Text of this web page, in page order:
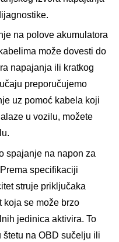
na polove akumulatora
može dovesti do
napajanja ili kratkog
preporučujemo
uz pomoć kabela koji
u vozilu, možete
spajanje na napon za
specifikaciji
struje priključaka
koja se može brzo
jedinica aktivira. To
na OBD sučelju ili